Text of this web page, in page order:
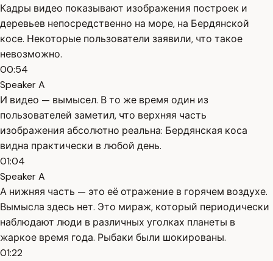
Кадры видео показывают изображения построек и
деревьев непосредственно на море, на Бердянской
косе. Некоторые пользователи заявили, что такое
невозможно.
00:54
Speaker A
И видео — вымысел. В то же время один из
пользователей заметил, что верхняя часть
изображения абсолютно реальна: Бердянская коса
видна практически в любой день.
01:04
Speaker A
А нижняя часть — это её отражение в горячем воздухе.
Вымысла здесь нет. Это мираж, который периодически
наблюдают люди в различных уголках планеты в
жаркое время года. Рыбаки были шокированы.
01:22